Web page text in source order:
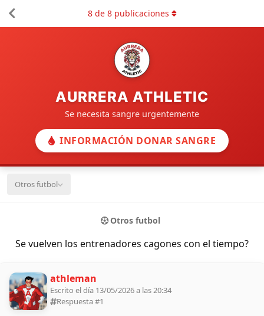
AURRERA ATHLETIC
Se necesita sangre urgentemente
INFORMACIÓN DONAR SANGRE
Otros futbol
Otros futbol
Se vuelven los entrenadores cagones con el tiempo?
8de 8publicaciones
athleman
Escrito el día 13/05/2026 a las 20:34
Respuesta #1